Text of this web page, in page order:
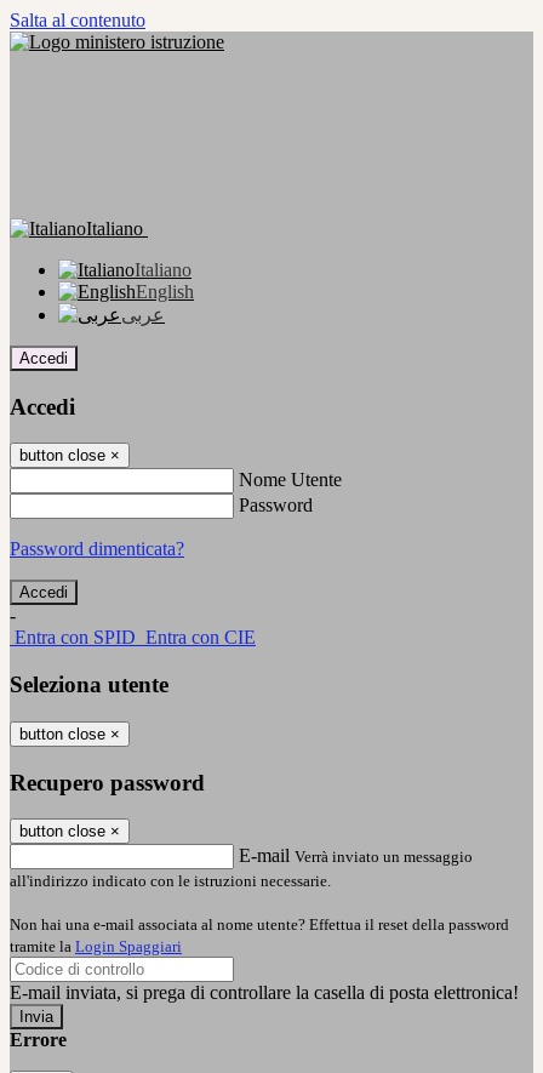
Salta al contenuto
Italiano
Italiano
English
عربى
Accedi
Accedi
button close ×
Nome Utente
Password
Password dimenticata?
-
Entra con SPID Entra con CIE
Seleziona utente
button close ×
Recupero password
button close ×
E-mail Verrà inviato un messaggio
all'indirizzo indicato con le istruzioni necessarie.
Non hai una e-mail associata al nome utente? Effettua il reset della password
tramite la Login Spaggiari
E-mail inviata, si prega di controllare la casella di posta elettronica!
Errore